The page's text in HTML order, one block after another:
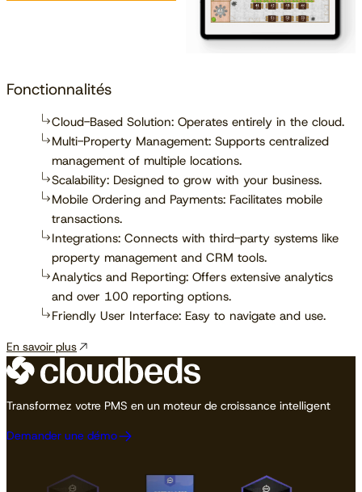
Fonctionnalités
Cloud-Based Solution: Operates entirely in the cloud.
Multi-Property Management: Supports centralized
management of multiple locations.
Scalability: Designed to grow with your business.
Mobile Ordering and Payments: Facilitates mobile
transactions.
Integrations: Connects with third-party systems like
property management and CRM tools.
Analytics and Reporting: Offers extensive analytics
and over 100 reporting options.
Friendly User Interface: Easy to navigate and use.
En savoir plus
Transformez votre PMS en un moteur de croissance intelligent
Demander une démo